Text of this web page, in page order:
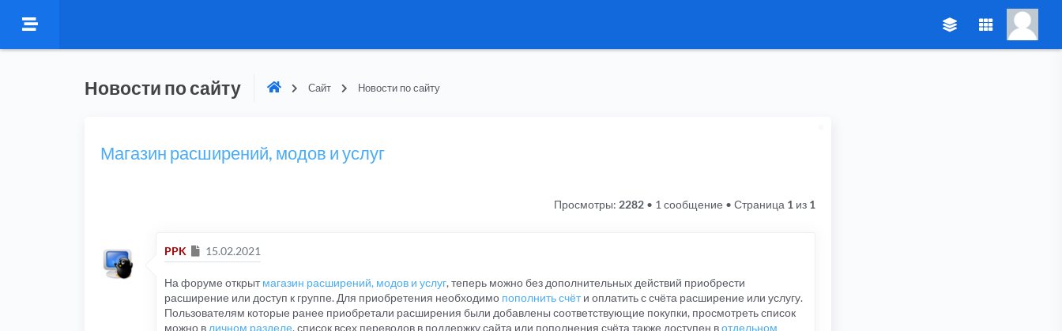
Новости по сайту Сайт Новости по сайту
Магазин расширений, модов и услуг
1 сообщение • Страница 1 из 1
Просмотры: 2282 •
PPK Сообщение
15.02.2021
На форуме открытмагазин расширений, модов и услуг, теперь можно без дополнительных действий приобрести
расширение или доступ к группе. Для приобретения необходимо пополнить счёти оплатить с счёта расширение или услугу.
Пользователям которые ранее приобретали расширения были добавлены соответствующие покупки, просмотреть список
можно в личном разделе, список всех переводов в поддержку сайта или пополнения счёта также доступен вотдельном